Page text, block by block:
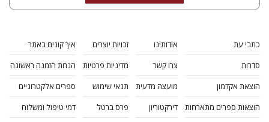
כתבי עת
סדרות
הוצאת אקדמון
הוצאות ספרים מתארחות
אודותינו
צרו קשר
מועצה מדעית
דירקטוריון
זכויות יוצרים
מדיניות פרטיות
תנאי שימוש
פרס ברטל
איך קונים באתר
הנחת הזמנה ראשונה
ספרים אלקטרוניים
דמי טיפול ומשלוח